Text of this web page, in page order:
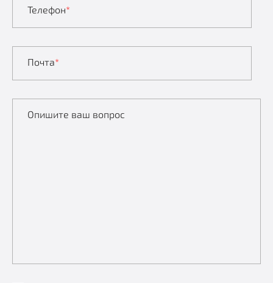
Телефон*
Почта*
Опишите ваш вопрос